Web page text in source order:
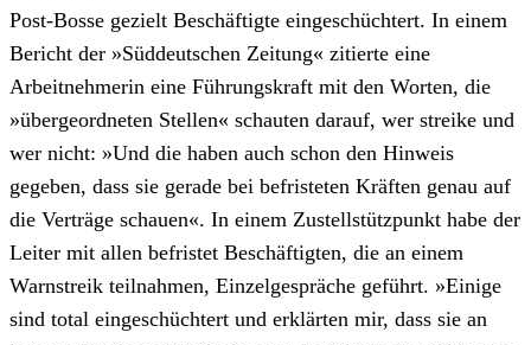
Post-Bosse gezielt Beschäftigte eingeschüchtert. In einem
Bericht der »Süddeutschen Zeitung« zitierte eine
Arbeitnehmerin eine Führungskraft mit den Worten, die
»übergeordneten Stellen« schauten darauf, wer streike und
wer nicht: »Und die haben auch schon den Hinweis
gegeben, dass sie gerade bei befristeten Kräften genau auf
die Verträge schauen«. In einem Zustellstützpunkt habe der
Leiter mit allen befristet Beschäftigten, die an einem
Warnstreik teilnahmen, Einzelgespräche geführt. »Einige
sind total eingeschüchtert und erklärten mir, dass sie an